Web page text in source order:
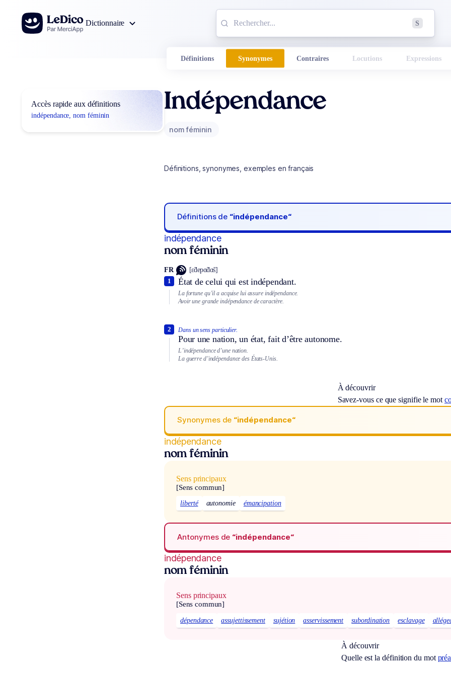
Aller au contenu
Dictionnaire
S
Définitions Synonymes Contraires Locutions Expressions
Accès rapide aux définitions
indépendance, nom féminin
Indépendance
nom féminin
Définitions, synonymes, exemples en français
Définitions de “indépendance“
indépendance
nom féminin
FR [ɛ̃depɑ̃dɑ̃s]
État de celui qui est indépendant.
1
La fortune qu’il a acquise lui assure indépendance.
Avoir une grande indépendance de caractère.
Dans un sens particulier.
Pour une nation, un état, fait d’être autonome.
2
L’indépendance d’une nation.
La guerre d’indépendance des États-Unis.
À découvrir
Savez-vous ce que signifie le mot
Synonymes de “indépendance“
indépendance
nom féminin
Sens principaux
[Sens commun]
liberté autonomie émancipation
Antonymes de “indépendance“
indépendance
nom féminin
Sens principaux
[Sens commun]
dépendance assujettissement sujétion asservissement subordination esclavage
À découvrir
Quelle est la définition du mot